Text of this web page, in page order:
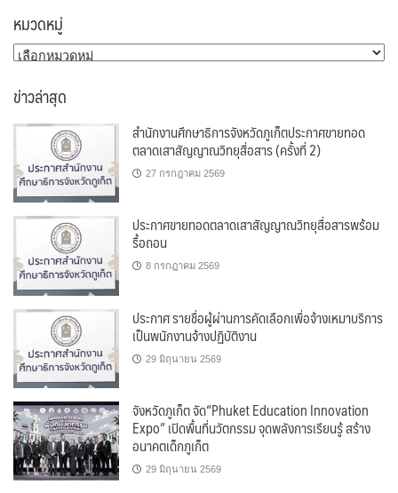
หมวดหมู่
หมวด
ข่าวล่าสุด
สำนักงานศึกษาธิการจังหวัดภูเก็ตประกาศขายทอด
ตลาดเสาสัญญาณวิทยุสื่อสาร (ครั้งที่ 2)
27 กรกฎาคม 2569
ประกาศขายทอดตลาดเสาสัญญาณวิทยุสื่อสารพร้อม
รื้อถอน
8 กรกฎาคม 2569
ประกาศ รายชื่อผู้ผ่านการคัดเลือกเพื่อจ้างเหมาบริการ
เป็นพนักงานจ้างปฏิบัติงาน
29 มิถุนายน 2569
จังหวัดภูเก็ต จัด“Phuket Education Innovation
Expo” เปิดพื้นที่นวัตกรรม จุดพลังการเรียนรู้ สร้าง
อนาคตเด็กภูเก็ต
29 มิถุนายน 2569